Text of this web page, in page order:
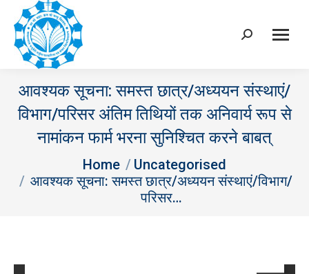
Search:
आवश्यक सूचना: समस्त छात्र/अध्ययन संस्थाएं/
विभाग/परिसर अंतिम तिथियों तक अनिवार्य रूप से
नामांकन फार्म भरना सुनिश्चित करने बाबत्
Home
Uncategorised
आवश्यक सूचना: समस्त छात्र/अध्ययन संस्थाएं/विभाग/
परिसर…